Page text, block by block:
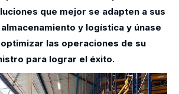
que mejor se adapten a sus
y logística y únase
las operaciones de su
para lograr el éxito.